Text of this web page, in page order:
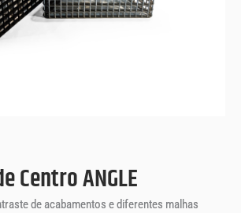
Centro ANGLE
de acabamentos e diferentes malhas